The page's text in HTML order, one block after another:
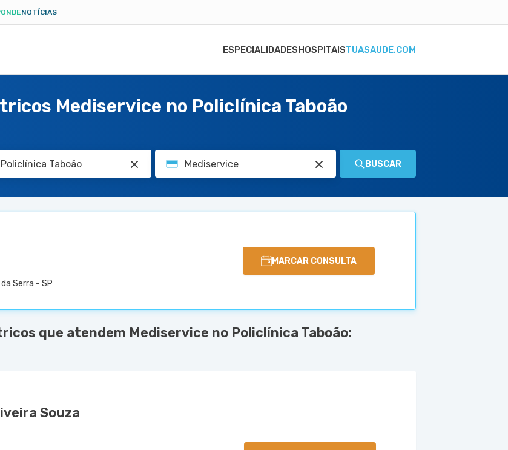
NOTÍCIAS
ESPECIALIDADESHOSPITAISTUASAUDE.COM
Mediservice no Policlínica Taboão
BUSCAR
Serra - SP
MARCAR CONSULTA
que atendem Mediservice no Policlínica Taboão:
Souza